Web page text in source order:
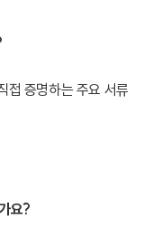
접 증명하는 주요 서류
요?